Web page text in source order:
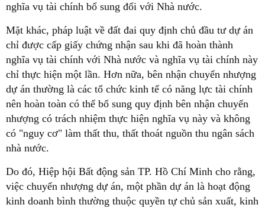
nghĩa vụ tài chính bổ sung đối với Nhà nước.
Mặt khác, pháp luật về đất đai quy định chủ đầu tư dự án
chỉ được cấp giấy chứng nhận sau khi đã hoàn thành
nghĩa vụ tài chính với Nhà nước và nghĩa vụ tài chính này
chỉ thực hiện một lần. Hơn nữa, bên nhận chuyển nhượng
dự án thường là các tổ chức kinh tế có năng lực tài chính
nên hoàn toàn có thể bổ sung quy định bên nhận chuyển
nhượng có trách nhiệm thực hiện nghĩa vụ này và không
có "nguy cơ" làm thất thu, thất thoát nguồn thu ngân sách
nhà nước.
Do đó, Hiệp hội Bất động sản TP. Hồ Chí Minh cho rằng,
việc chuyển nhượng dự án, một phần dự án là hoạt động
kinh doanh bình thường thuộc quyền tự chủ sản xuất, kinh